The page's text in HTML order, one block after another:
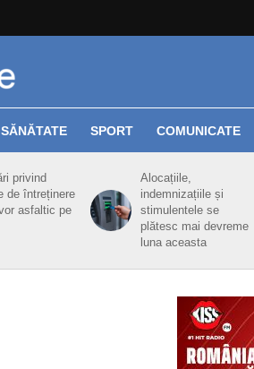
SĂNĂTATE SPORT COMUNICATE
privind
de întreținere
asfaltic pe
Alocațiile,
indemnizațiile și
stimulentele se
plătesc mai devreme
luna aceasta